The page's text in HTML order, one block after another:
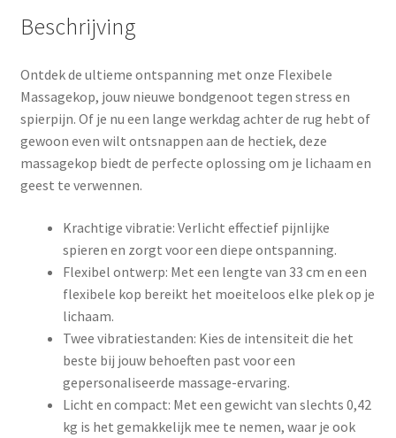
Beschrijving
Ontdek de ultieme ontspanning met onze Flexibele
Massagekop, jouw nieuwe bondgenoot tegen stress en
spierpijn. Of je nu een lange werkdag achter de rug hebt of
gewoon even wilt ontsnappen aan de hectiek, deze
massagekop biedt de perfecte oplossing om je lichaam en
geest te verwennen.
Krachtige vibratie: Verlicht effectief pijnlijke
spieren en zorgt voor een diepe ontspanning.
Flexibel ontwerp: Met een lengte van 33 cm en een
flexibele kop bereikt het moeiteloos elke plek op je
lichaam.
Twee vibratiestanden: Kies de intensiteit die het
beste bij jouw behoeften past voor een
gepersonaliseerde massage-ervaring.
Licht en compact: Met een gewicht van slechts 0,42
kg is het gemakkelijk mee te nemen, waar je ook